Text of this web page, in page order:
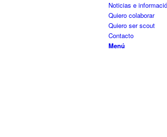
Noticias e
Quiero colaborar
Quiero ser scout
Contacto
Menú